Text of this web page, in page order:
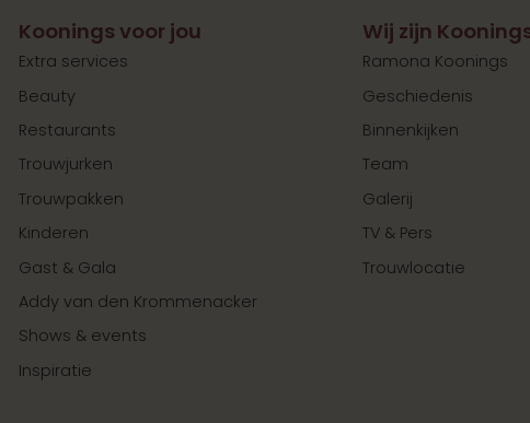
Koonings voor jou
Extra services
Beauty
Restaurants
Trouwjurken
Trouwpakken
Kinderen
Gast & Gala
Addy van den Krommenacker
Shows & events
Inspiratie
Wij zijn
Ramona Koonings
Geschiedenis
Binnenkijken
Team
Galerij
TV & Pers
Trouwlocatie